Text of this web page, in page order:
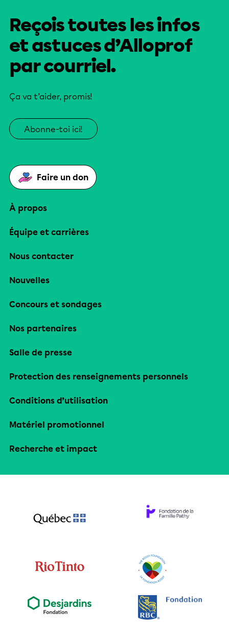
Reçois toutes les infos
et astuces d’Alloprof
par courriel.
Ça va t’aider, promis!
Abonne-toi ici!
Faire un don
À propos
Équipe et carrières
Nous contacter
Nouvelles
Concours et sondages
Nos partenaires
Salle de presse
Protection des renseignements personnels
Conditions d’utilisation
Matériel promotionnel
Recherche et impact